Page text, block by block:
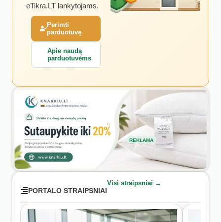
eTikra.LT lankytojams.
Perimti
parduotuvę
Apie naudą
parduotuvėms
REKLAMA
PORTALO STRAIPSNIAI
Visi straipsniai →